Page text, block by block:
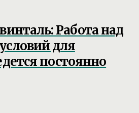
Работа над
для
постоянно